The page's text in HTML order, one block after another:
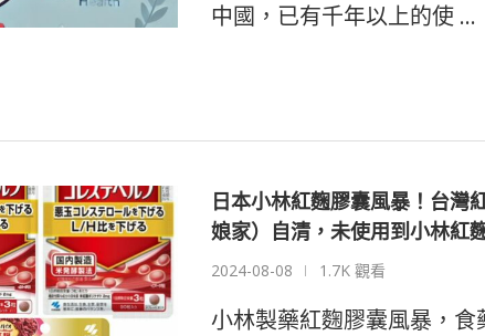
中國，已有千年以上的使 …
日本小林紅麴膠囊風暴！台灣
娘家）自清，未使用到小林紅
2024-08-08 1.7K 觀看
小林製藥紅麴膠囊風暴，食